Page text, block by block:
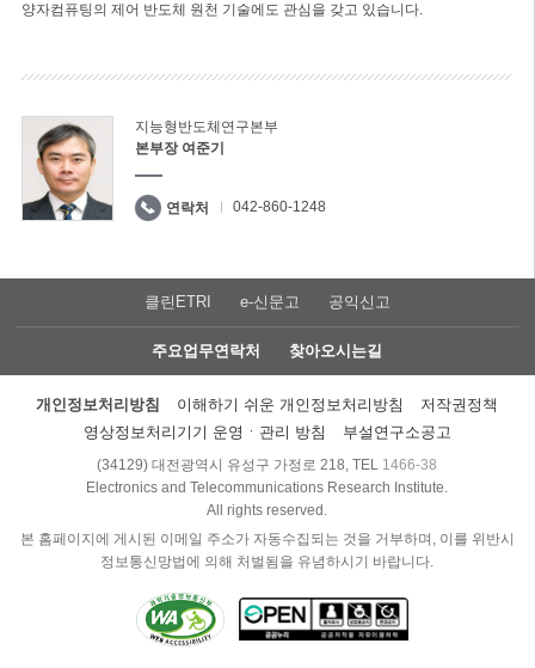
양자컴퓨팅의 제어 반도체 원천 기술에도 관심을 갖고 있습니다.
지능형반도체연구본부
본부장 여준기
연락처 042-860-1248
클린ETRI e-신문고 공익신고
주요업무연락처 찾아오시는길
개인정보처리방침 이해하기 쉬운 개인정보처리방침
저작권정책
영상정보처리기기 운영ㆍ관리 방침
부설연구소공고
(34129) 대전광역시 유성구 가정로 218, TEL 1466-38
Electronics and Telecommunications Research Institute.
All rights reserved.
본 홈페이지에 게시된 이메일 주소가 자동수집되는 것을 거부하며, 이를 위반시
정보통신망법에 의해 처벌됨을 유념하시기 바랍니다.